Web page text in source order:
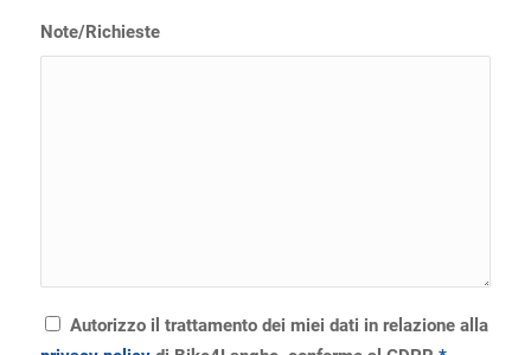
Note/Richieste
Autorizzo il trattamento dei miei dati in relazione alla